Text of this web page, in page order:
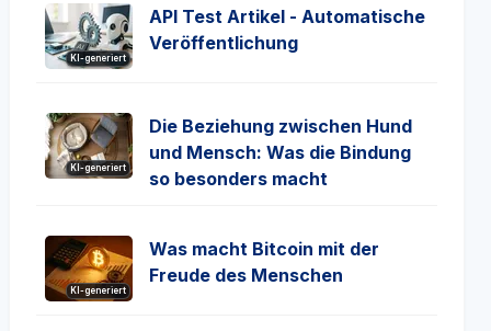
KI-generiert
API Test Artikel - Automatische
Veröffentlichung
KI-generiert
Die Beziehung zwischen Hund
und Mensch: Was die Bindung
so besonders macht
KI-generiert
Was macht Bitcoin mit der
Freude des Menschen